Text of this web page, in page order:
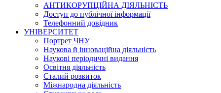
АНТИКОРУПЦІЙНА ДІЯЛЬНІСТЬ
Доступ до публічної інформації
Телефонний довідник
УНІВЕРСИТЕТ
Портрет ЧНУ
Наукова й інноваційна діяльність
Наукові періодичні видання
Освітня діяльність
Сталий розвиток
Міжнародна діяльність